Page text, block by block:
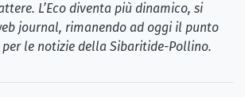
L’Eco diventa più dinamico, si
journal, rimanendo ad oggi il punto
le notizie della Sibaritide-Pollino.